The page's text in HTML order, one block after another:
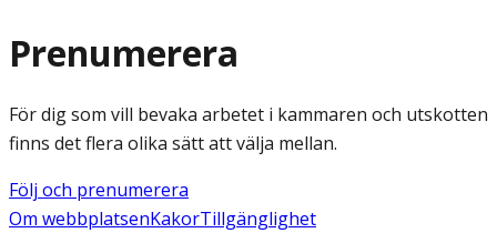
Prenumerera
För dig som vill bevaka arbetet i kammaren och utskotten
finns det flera olika sätt att välja mellan.
Följ och prenumerera
Om webbplatsenKakorTillgänglighet